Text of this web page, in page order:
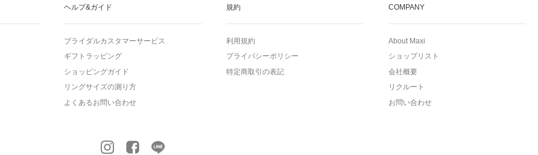
ヘルプ&ガイド
ブライダルカスタマーサービス
ギフトラッピング
ショッピングガイド
リングサイズの測り方
よくあるお問い合わせ
規約
利用規約
プライバシーポリシー
特定商取引の表記
COMPANY
About Maxi
ショップリスト
会社概要
リクルート
お問い合わせ